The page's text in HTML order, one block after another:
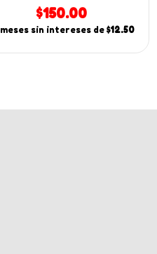
$150.00
meses sin intereses de $12.50